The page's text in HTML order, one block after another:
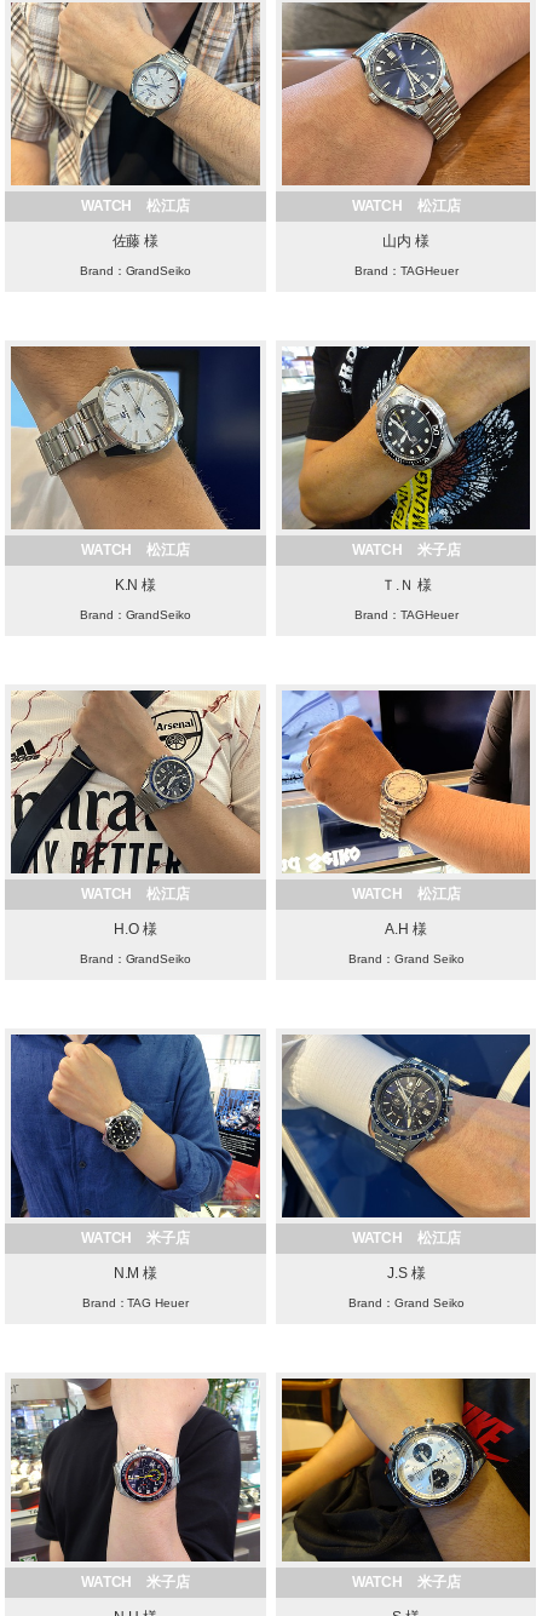
WATCH 松江店
佐藤 様
Brand：GrandSeiko
WATCH 松江店
山内 様
Brand：TAGHeuer
WATCH 松江店
K.N 様
Brand：GrandSeiko
WATCH 米子店
Ｔ.Ｎ 様
Brand：TAGHeuer
WATCH 松江店
H.O 様
Brand：GrandSeiko
WATCH 松江店
A.H 様
Brand：Grand Seiko
WATCH 米子店
N.M 様
Brand：TAG Heuer
WATCH 松江店
J.S 様
Brand：Grand Seiko
WATCH 米子店 WATCH 米子店